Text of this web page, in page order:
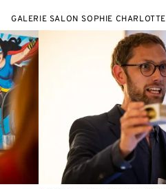
GALERIE SALON SOPHIE CHARLOTTE